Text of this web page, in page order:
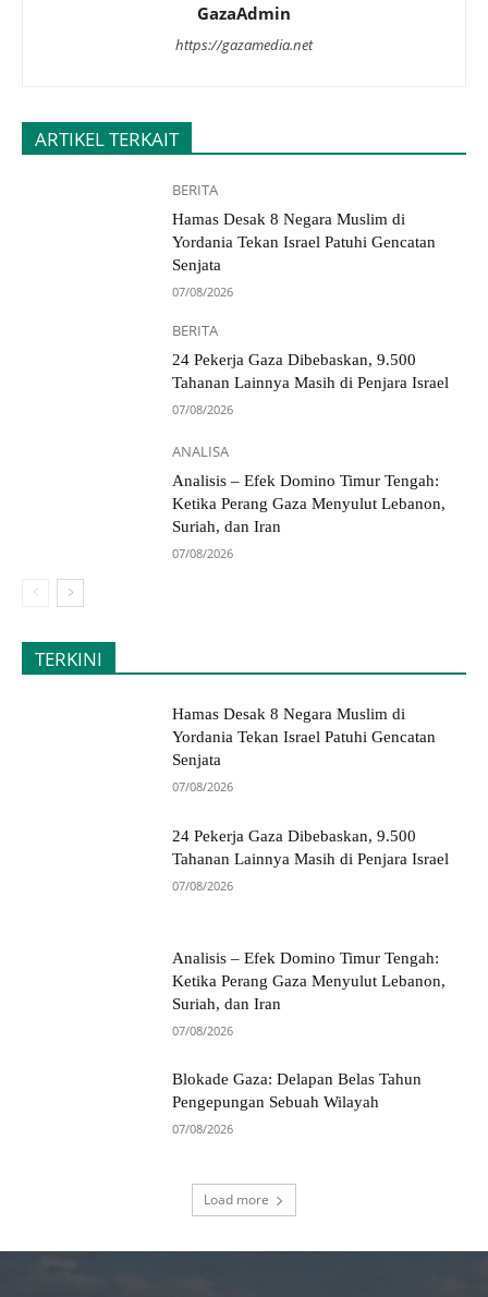
GazaAdmin
https://gazamedia.net
ARTIKEL TERKAIT
BERITA
Hamas Desak 8 Negara Muslim di
Yordania Tekan Israel Patuhi Gencatan
Senjata
07/08/2026
BERITA
24 Pekerja Gaza Dibebaskan, 9.500
Tahanan Lainnya Masih di Penjara Israel
07/08/2026
ANALISA
Analisis – Efek Domino Timur Tengah:
Ketika Perang Gaza Menyulut Lebanon,
Suriah, dan Iran
07/08/2026
TERKINI
Hamas Desak 8 Negara Muslim di
Yordania Tekan Israel Patuhi Gencatan
Senjata
07/08/2026
24 Pekerja Gaza Dibebaskan, 9.500
Tahanan Lainnya Masih di Penjara Israel
07/08/2026
Analisis – Efek Domino Timur Tengah:
Ketika Perang Gaza Menyulut Lebanon,
Suriah, dan Iran
07/08/2026
Blokade Gaza: Delapan Belas Tahun
Pengepungan Sebuah Wilayah
07/08/2026
Load more